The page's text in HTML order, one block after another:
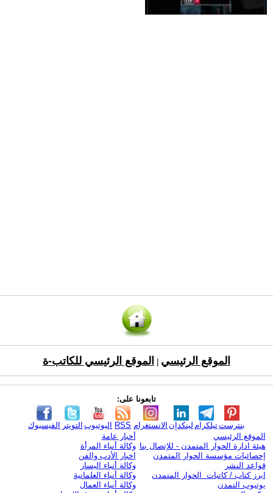
الموقع الرئيسي الموقع الرئيسي للكاتب-ة
تابعونا على:
الفيسبوك التويتر اليوتيوب RSS الانستغرام لينكدإن تيلكرامبنترست
الموقع الرئيسي
هيئة ادارة الحوار المتمدن - للإتصال بنا
إحصائيات مؤسسة الحوار المتمدن
قواعد النشر
ابرز كتاب / كاتبات الحوار المتمدن
يوتيوب التمدن
أخبار عامة
وكالة أنباء المرأة
اخبار الأدب والفن
وكالة أنباء اليسار
وكالة أنباء العلمانية
وكالة أنباء العمال